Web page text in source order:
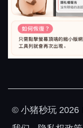
© 小猪秒玩 2026